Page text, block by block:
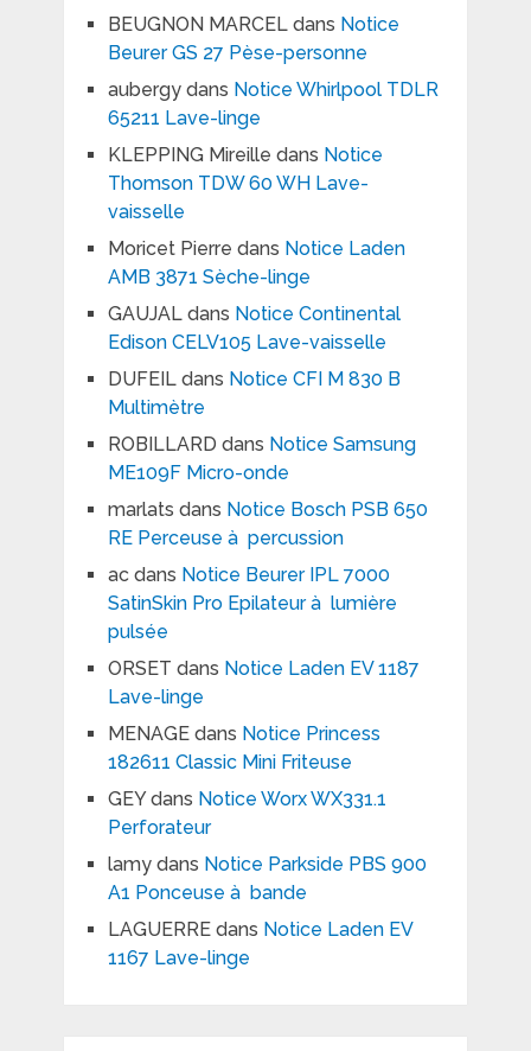
BEUGNON MARCELdans Notice
Beurer GS 27 Pèse-personne
aubergydans Notice Whirlpool TDLR
65211 Lave-linge
KLEPPING Mireille dans Notice
Thomson TDW 60 WH Lave-
vaisselle
Moricet Pierre dans Notice Laden
AMB 3871 Sèche-linge
GAUJALdans Notice Continental
Edison CELV105 Lave-vaisselle
DUFEILdans Notice CFI M 830 B
Multimètre
ROBILLARD dans Notice Samsung
ME109F Micro-onde
marlats dans Notice Bosch PSB 650
RE Perceuse à percussion
acdans Notice Beurer IPL 7000
SatinSkin Pro Epilateur à lumière
pulsée
ORSET dans Notice Laden EV 1187
Lave-linge
MENAGEdans Notice Princess
182611 Classic Mini Friteuse
GEYdans Notice Worx WX331.1
Perforateur
lamydans Notice Parkside PBS 900
A1 Ponceuse à bande
LAGUERREdans Notice Laden EV
1167 Lave-linge